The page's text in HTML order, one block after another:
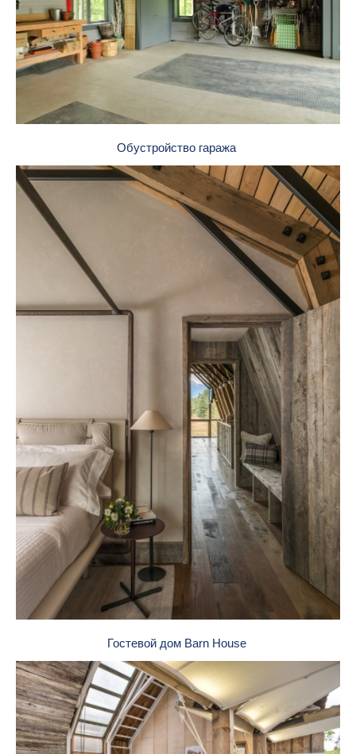
Обустройство гаража
Гостевой дом Barn House